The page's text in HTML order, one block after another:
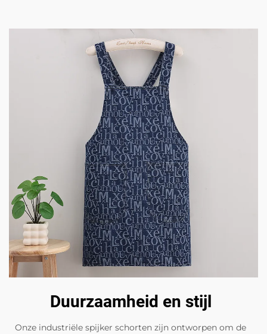
Duurzaamheid en stijl
Onze industriële spijker schorten zijn ontworpen om de